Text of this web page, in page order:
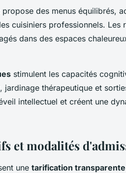
des menus équilibrés,
cuisiniers professionnels. Les
dans des espaces
stimulent les capacités
jardinage thérapeutique et
intellectuel et créent une
et modalités
une tarification transparente